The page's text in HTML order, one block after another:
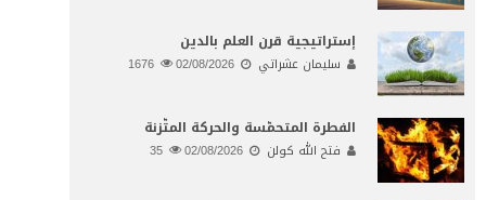
إستراتيجية قرن العلم بالدين
سليمان عشراتي 02/08/2026
الفطرة المتحمّسة والحركة المتّزنة
فتح الله كولن 02/08/2026